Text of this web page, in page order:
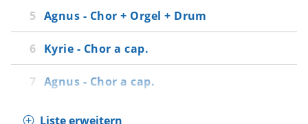
Agnus - Chor + Orgel + Drum
Kyrie - Chor a cap.
Agnus - Chor a cap.
Liste erweitern